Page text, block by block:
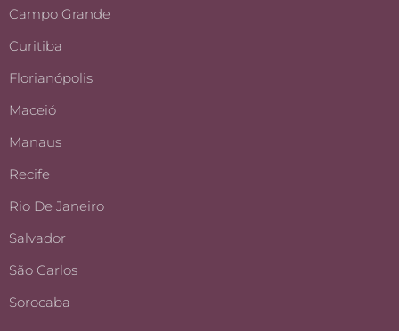
Campo Grande
Curitiba
Florianópolis
Maceió
Manaus
Recife
Rio De Janeiro
Salvador
São Carlos
Sorocaba